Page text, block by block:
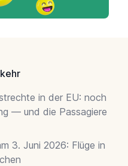
in der EU: noch
— und die Passagiere
3. Juni 2026: Flüge in